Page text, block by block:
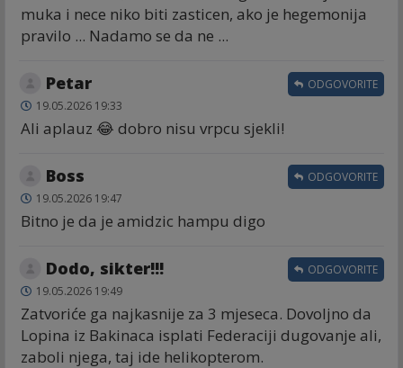
muka i nece niko biti zasticen, ako je hegemonija
pravilo ... Nadamo se da ne ...
Petar
19.05.2026 19:33
Ali aplauz 😂 dobro nisu vrpcu sjekli!
ODGOVORITE
Boss
19.05.2026 19:47
Bitno je da je amidzic hampu digo
ODGOVORITE
Dodo, sikter!!!
19.05.2026 19:49
Zatvoriće ga najkasnije za 3 mjeseca. Dovoljno da
Lopina iz Bakinaca isplati Federaciji dugovanje ali,
zaboli njega, taj ide helikopterom.
ODGOVORITE